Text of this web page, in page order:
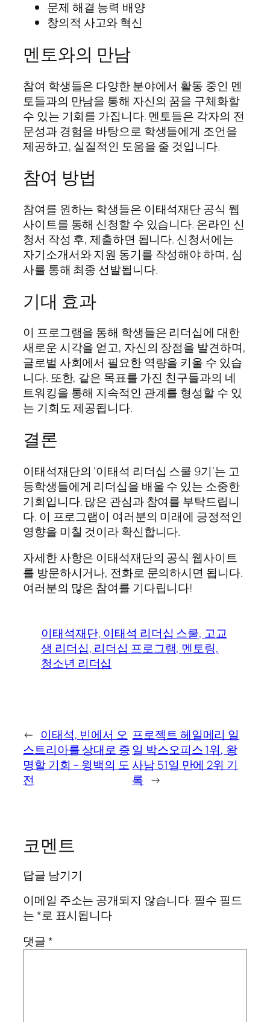
문제 해결 능력 배양
창의적 사고와 혁신
멘토와의 만남
참여 학생들은 다양한 분야에서 활동 중인 멘
토들과의 만남을 통해 자신의 꿈을 구체화할
수 있는 기회를 가집니다. 멘토들은 각자의 전
문성과 경험을 바탕으로 학생들에게 조언을
제공하고, 실질적인 도움을 줄 것입니다.
참여 방법
참여를 원하는 학생들은 이태석재단 공식 웹
사이트를 통해 신청할 수 있습니다. 온라인 신
청서 작성 후, 제출하면 됩니다. 신청서에는
자기소개서와 지원 동기를 작성해야 하며, 심
사를 통해 최종 선발됩니다.
기대 효과
이 프로그램을 통해 학생들은 리더십에 대한
새로운 시각을 얻고, 자신의 장점을 발견하며,
글로벌 사회에서 필요한 역량을 키울 수 있습
니다. 또한, 같은 목표를 가진 친구들과의 네
트워킹을 통해 지속적인 관계를 형성할 수 있
는 기회도 제공됩니다.
결론
이태석재단의 ‘이태석 리더십 스쿨 9기’는 고
등학생들에게 리더십을 배울 수 있는 소중한
기회입니다. 많은 관심과 참여를 부탁드립니
다. 이 프로그램이 여러분의 미래에 긍정적인
영향을 미칠 것이라 확신합니다.
자세한 사항은 이태석재단의 공식 웹사이트
를 방문하시거나, 전화로 문의하시면 됩니다.
여러분의 많은 참여를 기다립니다!
이태석재단, 이태석 리더십 스쿨, 고교
생 리더십, 리더십 프로그램, 멘토링,
청소년 리더십
← 이태석, 빈에서 오
스트리아를 상대로 증
명할 기회 – 윙백의 도
전
프로젝트 헤일메리 일
일 박스오피스 1위, 왕
사남 51일 만에 2위 기
록 →
코멘트
답글 남기기
이메일 주소는 공개되지 않습니다. 필수 필드
는*로 표시됩니다
댓글*